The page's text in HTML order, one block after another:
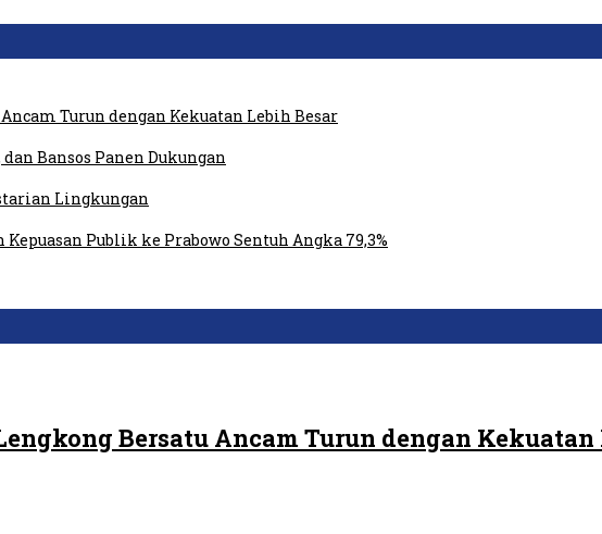
Turun dengan Kekuatan Lebih Besar
Bansos Panen Dukungan
Lingkungan
Publik ke Prabowo Sentuh Angka 79,3%
Bersatu Ancam Turun dengan Kekuatan